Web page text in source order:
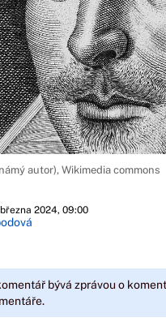
autor), Wikimedia commons
března 2024, 09:00
bývá zprávou o